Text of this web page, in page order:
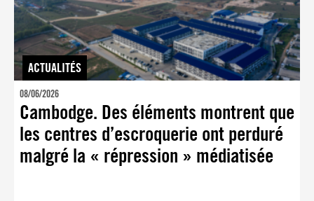
ACTUALITÉS
08/06/2026
Cambodge. Des éléments montrent que
les centres d’escroquerie ont perduré
malgré la « répression » médiatisée